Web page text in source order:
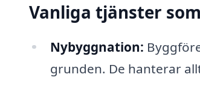
Vanliga tjänster
Nybyggnation:
grunden. De hanterar